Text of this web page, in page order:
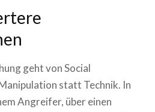
geht von Social
statt Technik. In
Angreifer, über einen